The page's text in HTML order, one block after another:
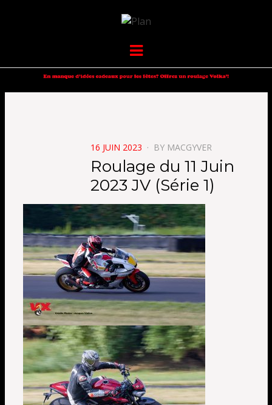
VOLKANIK-
ENDURANCE
Menu
POSTED
ON
16 JUIN 2023 BY MACGYVER
Roulage du 11 Juin
2023 JV (Série 1)